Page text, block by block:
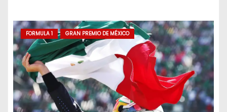
FORMULA 1 GRAN PREMIO DE MÉXICO